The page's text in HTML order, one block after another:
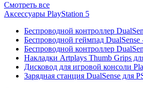
Смотреть все
Аксессуары PlayStation 5
Беспроводной контроллер
Беспроводной геймпад
Беспроводной контроллер
Накладки Artplays Thumb Grips
Дисковод для игровой консоли
Зарядная станция DualSense для